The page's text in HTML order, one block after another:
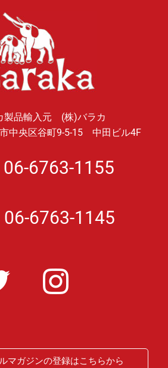
製品輸入元 (株)バラカ
中央区谷町9-5-15 中田ビル4F
06-6763-1155
06-6763-1145
マガジンの登録はこちらから